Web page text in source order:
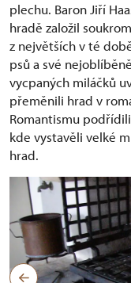
plechu. Baron Jiří
hradě založil
z největších v té
psů a své
vycpaných miláčků
přeměnili hrad v
Romantismu
kde vystavěli velké
hrad.